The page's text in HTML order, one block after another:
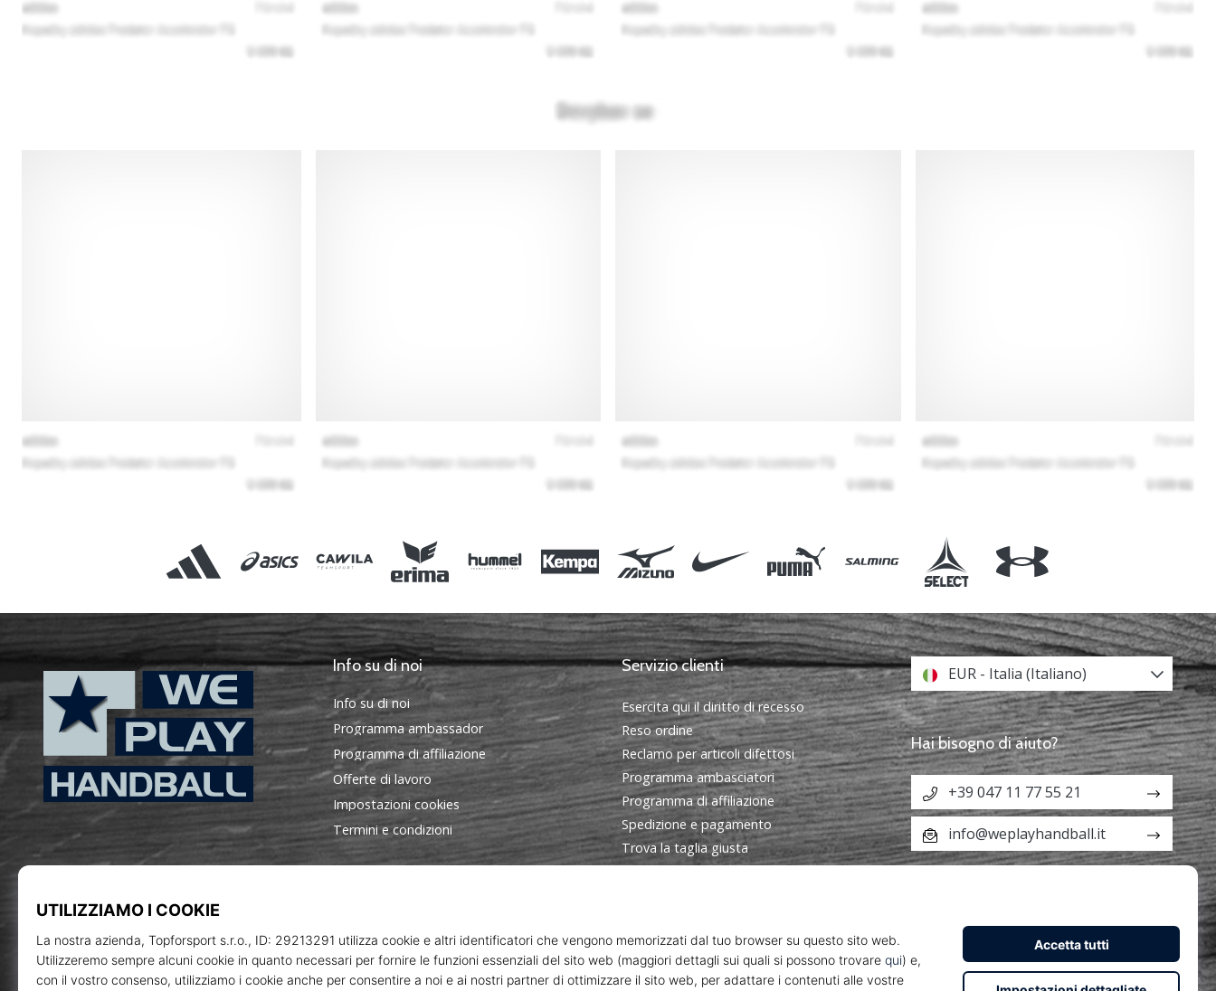
WePlayHandball.it
Info su di noi
Info su di noi
Programma ambassador
Programma di affiliazione
Offerte di lavoro
Impostazioni cookies
Termini e condizioni
Servizio clienti
Esercita qui il diritto di recesso
Reso ordine
Reclamo per articoli difettosi
Programma ambasciatori
Programma di affiliazione
Spedizione e pagamento
Trova la taglia giusta
EUR - Italia (Italiano)
Hai bisogno di aiuto?
+39 047 11 77 55 21
info@weplayhandball.it